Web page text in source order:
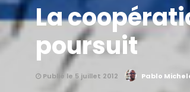
La
poursuit
Publié le 5 juillet 2012 Pablo